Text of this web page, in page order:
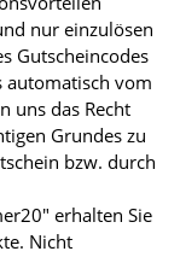
nur einzulösen
Gutscheincodes
automatisch vom
uns das Recht
Grundes zu
bzw. durch
erhalten Sie
Nicht